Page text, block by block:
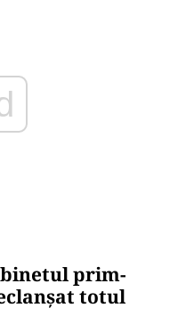
prim-
totul